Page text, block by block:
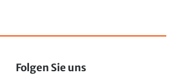
Folgen Sie uns